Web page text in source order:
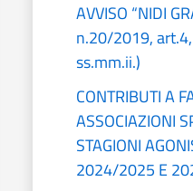
AVVISO “NIDI
n.20/2019,
ss.mm.ii.)
CONTRIBUTI A
ASSOCIAZIONI
STAGIONI
2024/2025 E